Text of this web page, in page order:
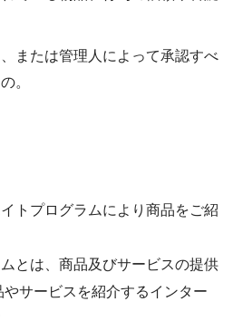
または管理人によって承認すべ
。
トプログラムにより商品をご紹
とは、商品及びサービスの提供
サービスを紹介するインター